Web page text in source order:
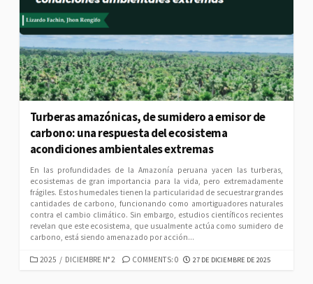
Turberas amazónicas, de sumidero a emisor de
carbono: una respuesta del ecosistema
acondiciones ambientales extremas
En las profundidades de la Amazonía peruana yacen las turberas,
ecosistemas de gran importancia para la vida, pero extremadamente
frágiles. Estos humedales tienen la particularidad de secuestrar grandes
cantidades de carbono, funcionando como amortiguadores naturales
contra el cambio climático. Sin embargo, estudios científicos recientes
revelan que este ecosistema, que usualmente actúa como sumidero de
carbono, está siendo amenazado por acción...
CATEGORIES
2025 / DICIEMBRE N° 2 COMMENTS: 0 PUBLISHED
DATE
27 DE DICIEMBRE DE 2025